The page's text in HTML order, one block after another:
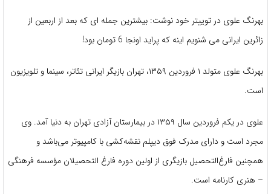
بهرنگ علوی در توییتر خود نوشت: بیشترین جمله ای که بعد از اربعین از
زائرین ایرانی می شنویم اینه که پراید اونجا 6 تومان بود!
بهرنگ علوی متولد ١ فروردین ۱۳۵۹، تهران بازیگر ایرانی تئاتر، سینما و تلویزیون
است.
علوی در یکم فروردین سال ۱۳۵۹ در بیمارستان آزادی تهران به دنیا آمد. وی
مجرد است و دارای مدرک فوق دیپلم نقشه‌کشی با کامپیوتر می‌باشد و
همچنین فارغ‌التحصیل بازیگری از اولین دوره فارغ التحصیلان مؤسسه فرهنگی
– هنری کارنامه است.